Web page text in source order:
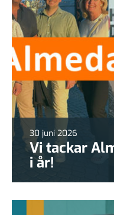
30 juni 2026
Vi tackar
i år!